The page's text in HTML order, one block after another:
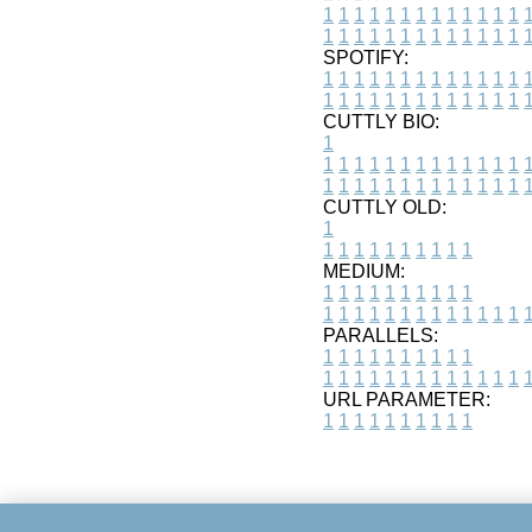
1 1 1 1 1 1 1 1 1 1 1 1 1 1
1 1 1 1 1 1 1 1 1 1 1 1 1 1
SPOTIFY:
1 1 1 1 1 1 1 1 1 1 1 1 1 1
1 1 1 1 1 1 1 1 1 1 1 1 1 1
CUTTLY BIO:
1
1 1 1 1 1 1 1 1 1 1 1 1 1 1
1 1 1 1 1 1 1 1 1 1 1 1 1 1
CUTTLY OLD:
1
1 1 1 1 1 1 1 1 1 1
MEDIUM:
1 1 1 1 1 1 1 1 1 1
1 1 1 1 1 1 1 1 1 1 1 1 1 1
PARALLELS:
1 1 1 1 1 1 1 1 1 1
1 1 1 1 1 1 1 1 1 1 1 1 1 1
URL PARAMETER:
1 1 1 1 1 1 1 1 1 1